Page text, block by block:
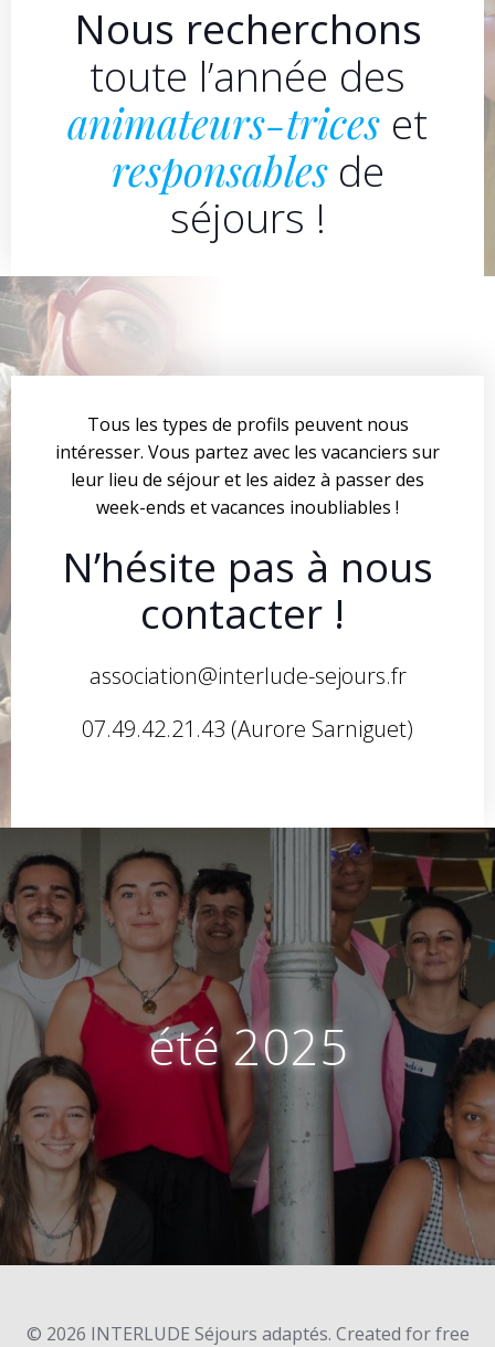
Nous recherchons
toute l’année des
animateurs-trices et
responsables de
séjours !
Tous les types de profils peuvent nous
intéresser. Vous partez avec les vacanciers sur
leur lieu de séjour et les aidez à passer des
week-ends et vacances inoubliables !
N’hésite pas à nous
contacter !
association@interlude-sejours.fr
07.49.42.21.43 (Aurore Sarniguet)
été 2025
© 2026 INTERLUDE Séjours adaptés. Created for free